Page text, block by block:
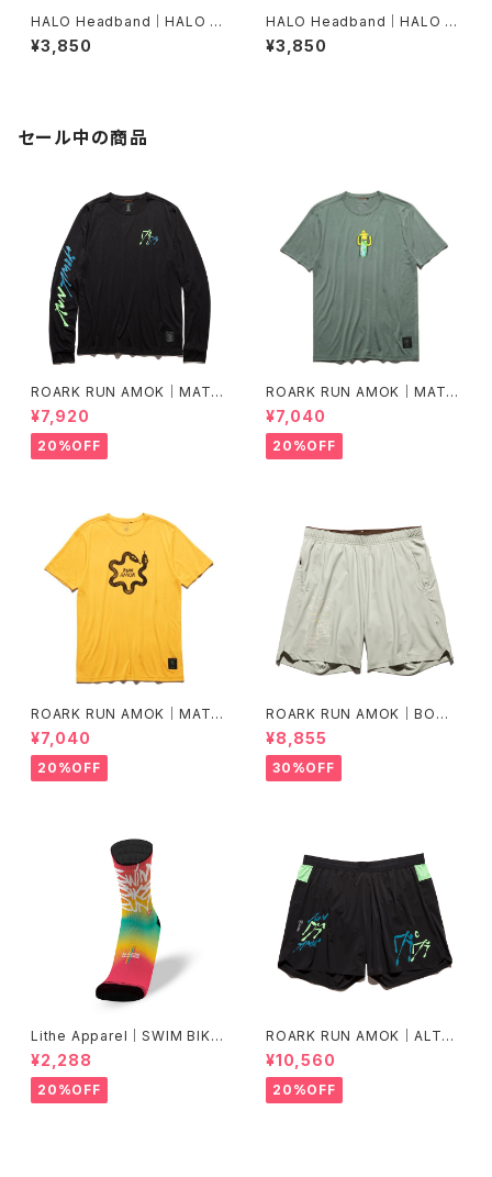
HALO Headband｜HALO バ
ンディット JP（dusk）
¥3,850
HALO Headband｜HALO バ
ンディット JP（Air Abyss Blu
e）
¥3,850
セール中の商品
ROARK RUN AMOK｜MATHI
S LS col.BLACK FJORD
¥7,920
20%OFF
ROARK RUN AMOK｜MATHI
S CORE SS col.FOREST
¥7,040
20%OFF
ROARK RUN AMOK｜MATHI
S CORE SS col.SUNBURST
¥7,040
20%OFF
ROARK RUN AMOK｜BOM
MER 2.0 7" Col.CHAPARRA
L
¥8,855
30%OFF
Lithe Apparel｜SWIM BIKE
RUN [COLOR]
¥2,288
20%OFF
ROARK RUN AMOK｜ALTA
5" Col.BLACK FJORD
¥10,560
20%OFF